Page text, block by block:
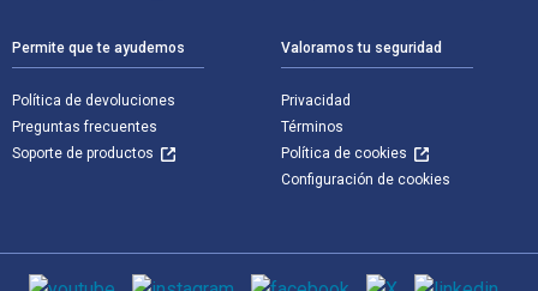
Permite que te ayudemos
Política de devoluciones
Preguntas frecuentes
Soporte de productos
Valoramos tu seguridad
Privacidad
Términos
Política de cookies
Configuración de cookies
Medios de comunicación social